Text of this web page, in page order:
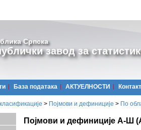
Српска
завод за
Базa података АКТУЕЛНОСТИ Контакт
> Појмови и дефиниције > По
Појмови и дефиниције А-Ш